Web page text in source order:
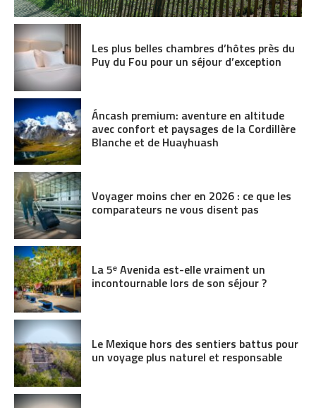
Les plus belles chambres d’hôtes près du
Puy du Fou pour un séjour d’exception
Áncash premium: aventure en altitude
avec confort et paysages de la Cordillère
Blanche et de Huayhuash
Voyager moins cher en 2026 : ce que les
comparateurs ne vous disent pas
La 5ᵉ Avenida est-elle vraiment un
incontournable lors de son séjour ?
Le Mexique hors des sentiers battus pour
un voyage plus naturel et responsable